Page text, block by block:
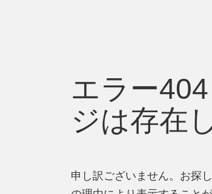
エラー
ジは存在
申し訳ございません。お探